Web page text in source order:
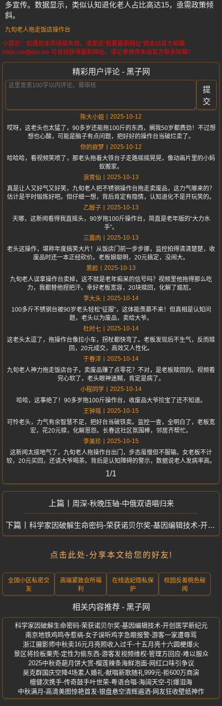
多宣传。数据显示，类似认知退化老人占比高达15，亟需政策倾
斜。
九旬老人拖走饭店操作台
小提示：如遇到本页链接失效，请发送“我要最新网址”到本站官方邮箱
heizi.me@pm.me 可自动获得最新网址。请记录保存本站官方联系邮箱！
精彩用户评论 - 黑子网
提
交
陈大小姐
2025-10-12
哎呀，这老头也太猛了，90多岁还能拖100斤的东西，搁我50岁都费劲！不过想
想也心酸，可能是脑子有点问题，把好好的操作台当破烂卖了。
你的欲梦
2025-10-12
哈哈哈，看视频笑喷了，那老头拖着大铁台子走路摇摇晃晃，像动画片里的小蚂
蚁搬家。
浪胃仙
2025-10-13
真是让人又好气又好笑，九旬老人把不锈钢操作台拖走卖废品，这力气哪来的？
估计是平时锻炼好吧。但仔细一想，背后肯定有隐情，认知退化不是开玩笑的。
乙醇子
2025-10-13
天哪，这新闻看得我直摇头，90岁拖100斤操作台，简直是老年版的“大力水
手”。
三露肉
2025-10-13
老头这操作，堪称年度搞笑大片！从饭店门前一步步挪，监控拍得清清楚楚，收
废品时还一本正经砍价。老板娘聪明，20元搞定，没闹大。
黑脸
2025-10-13
九旬老人误拿操作台卖掉，这不就是老年痴呆的信号吗？视频里他拖得那么吃
力，我都替他捏把汗。幸好老板宽容，20块赎回，化解了尴尬。
李大头
2025-10-14
100多斤不锈钢台被90岁老头轻松“征服”，这体能羡慕不来！但真相是认知问
题，老头以为废品，卖给大爷。
杜时七
2025-10-14
这老头太逗了，拖操作台像拉小车，拐杖都快弯了。老板发现后不生气，反而赎
回，20元成交，高效又人性化。
于春洋
2025-10-14
九旬老人神力拖走饭店台子，卖废品赚了点零花？不对，是老板赎回的。视频看
完心软了，老头眼神迷糊，肯定是病了。
小程同学
2025-10-14
哈哈，这事绝了！90多岁拖100斤操作台，收废品大爷捡宝了还不知道。
王钟瑶
2025-10-15
可怜老头，力气有余智慧不足，把好台当破铁卖。监控一查，全明白了，老板宽
宏，花20元赎，化解恩怨。长春这社区氛围棒，邻居齐帮忙。
李美珍
2025-10-15
这新闻太接地气了，九旬老人拖操作台出门，步态虽慢但不服输。女老板不计
较，20元买回，还请大爷喝茶。背后是认知障碍的警示，数据说老人发病率高。
1/1
周深-秋晚压轴-中俄双语唱归来
科学家因破解生命密码-荣获诺贝尔奖-基因编辑技术-开创医学新纪元
点击此处-分享本文给您的好友!
全国小区私密交
友
高端紧致会所福
利
在线选妃隐私保
护
校园反差桃色秘
闻
相关内容推荐 - 黑子网
科学家因破解生命密码-荣获诺贝尔奖-基因编辑技术-开创医学新纪元
南京地铁鸡鸣寺惹祸-女子误听鸡字急眼报警-游客一家遭辱骂
浙江摄影师中秋卖16元月亮照收入过千-十五月亮十六圆梗爆火
景区将捡板栗壳-定性为偷东西-游客发视频维权-管理方回应-难以服众
2025中秋奇葩月饼大赏-榴莲辣条海鲜泡面-网红口味引争议
吴克群国庆空降4场素人婚礼-献唱新歌随礼999元-拒600万商演
檀健次携手-传奇鼓手叶世荣-粤语合唱-海阔天空-引爆泪海
中秋满月-高清美图惊艳首发-银盘悬空清辉遍洒-网友狂收壁纸神作